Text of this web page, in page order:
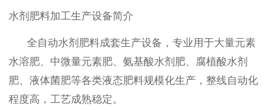
水剂肥料加工生产设备简介
全自动水剂肥料成套生产设备，专业用于大量元素
水溶肥、中微量元素肥、氨基酸水剂肥、腐植酸水剂
肥、液体菌肥等各类液态肥料规模化生产，整线自动化
程度高，工艺成熟稳定。